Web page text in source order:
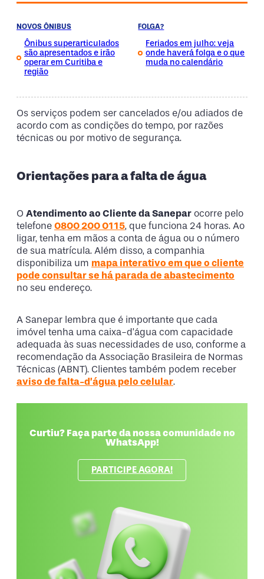
NOVOS ÔNIBUS
Ônibus superarticulados
são apresentados e irão
operar em Curitiba e
região
FOLGA?
Feriados em julho: veja
onde haverá folga e o que
muda no calendário
Os serviços podem ser cancelados e/ou adiados de
acordo com as condições do tempo, por razões
técnicas ou por motivo de segurança.
Orientações para a falta de água
O Atendimento ao Cliente da Sanepar ocorre pelo
telefone 0800 200 0115, que funciona 24 horas. Ao
ligar, tenha em mãos a conta de água ou o número
de sua matrícula. Além disso, a companhia
disponibiliza um mapa interativo em que o cliente
pode consultar se há parada de abastecimento
no seu endereço.
A Sanepar lembra que é importante que cada
imóvel tenha uma caixa-d’água com capacidade
adequada às suas necessidades de uso, conforme a
recomendação da Associação Brasileira de Normas
Técnicas (ABNT). Clientes também podem receber
aviso de falta-d’água pelo celular.
Curtiu? Faça parte da nossa comunidade no
WhatsApp!
PARTICIPE AGORA!